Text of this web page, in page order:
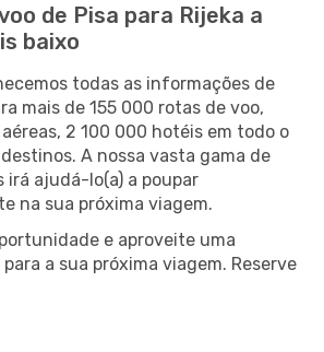
de Pisa para Rijeka a
baixo
todas as informações de
mais de 155 000 rotas de voo,
2 100 000 hotéis em todo o
A nossa vasta gama de
irá ajudá-lo(a) a poupar
na sua próxima viagem.
e aproveite uma
a sua próxima viagem. Reserve